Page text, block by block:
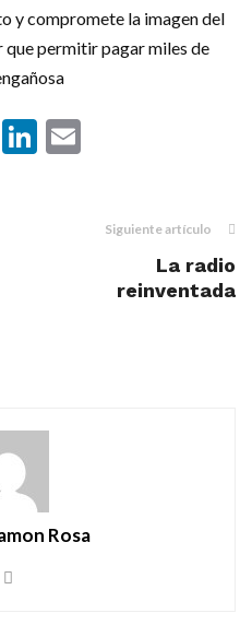
y compromete la imagen del
que permitir pagar miles de
Telegram
LinkedIn
Siguiente artículo
La radio
reinventada
Rosa